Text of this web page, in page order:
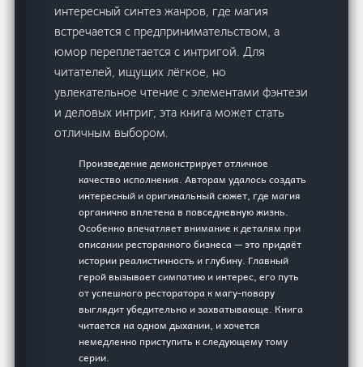
интересный синтез жанров, где магия
встречается с предпринимательством, а
юмор переплетается с интригой. Для
читателей, ищущих лёгкое, но
увлекательное чтение с элементами фэнтези
и деловых интриг, эта книга может стать
отличным выбором.
Произведение демонстрирует отличное
качество исполнения. Авторам удалось создать
интересный и оригинальный сюжет, где магия
органично вплетена в повседневную жизнь.
Особенно впечатляет внимание к деталям при
описании ресторанного бизнеса — это придаёт
истории реалистичность и глубину. Главный
герой вызывает симпатию и интерес, его путь
от успешного ресторатора к магу-повару
выглядит убедительно и захватывающе. Книга
читается на одном дыхании, и хочется
немедленно приступить к следующему тому
серии.